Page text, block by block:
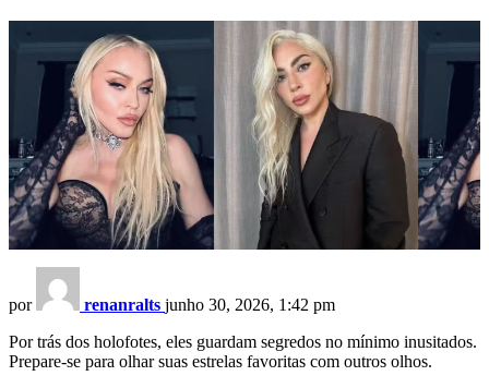
por renanralts junho 30, 2026, 1:42 pm
Por trás dos holofotes, eles guardam segredos no mínimo inusitados.
Prepare-se para olhar suas estrelas favoritas com outros olhos.